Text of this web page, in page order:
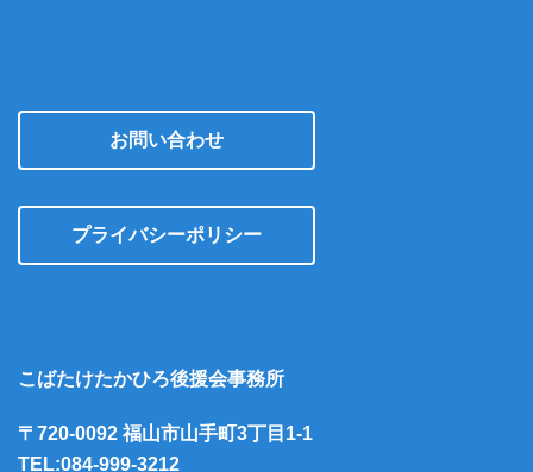
お問い合わせ
プライバシーポリシー
こばたけたかひろ後援会事務所
〒720-0092 福山市山手町3丁目1-1
TEL:084-999-3212